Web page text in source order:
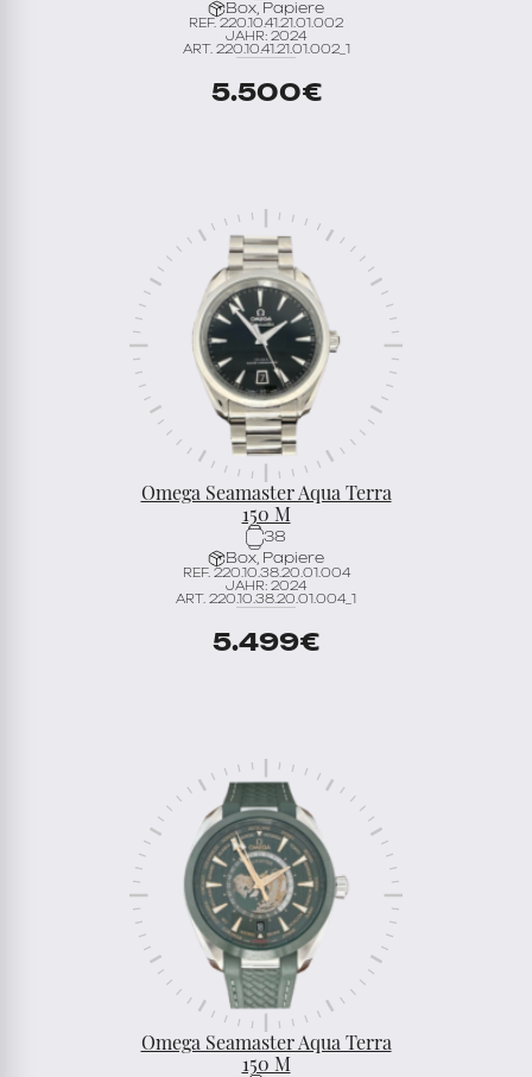
Box, Papiere
REF. 220.10.41.21.01.002
JAHR: 2024
ART. 220.10.41.21.01.002_1
5.500€
Omega Seamaster Aqua Terra
150 M
38
Box, Papiere
REF. 220.10.38.20.01.004
JAHR: 2024
ART. 220.10.38.20.01.004_1
5.499€
Omega Seamaster Aqua Terra
150 M